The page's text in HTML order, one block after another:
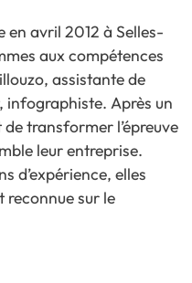
en avril 2012 à Selles-
aux compétences
assistante de
infographiste. Après un
transformer l’épreuve
leur entreprise.
d’expérience, elles
reconnue sur le